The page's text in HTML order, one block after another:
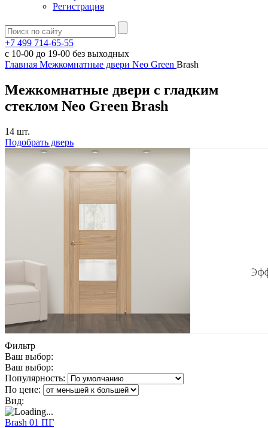
Регистрация
+7 499 714-65-55
с 10-00 до 19-00 без выходных
Главная Межкомнатные двери Neo Green Brash
Межкомнатные двери с гладким
стеклом Neo Green Brash
14 шт.
Подобрать дверь
Фильтр
Ваш выбор:
Ваш выбор:
Популярность:
По цене:
Вид:
Brash 01 ПГ